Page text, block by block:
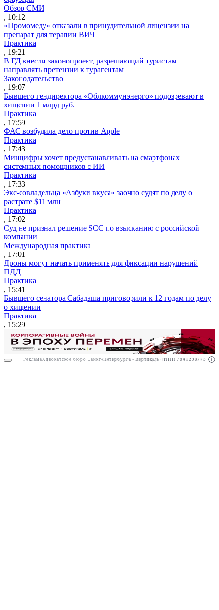
РекламаООО "Право.ру" ИНН: 7704835288
Обзор СМИ
, 10:12
«Промомеду» отказали в принудительной лицензии на
препарат для терапии ВИЧ
Практика
, 19:21
В ГД внесли законопроект, разрешающий туристам
направлять претензии к турагентам
Законодательство
, 19:07
Бывшего гендиректора «Облкоммунэнерго» подозревают в
хищении 1 млрд руб.
Практика
, 17:59
ФАС возбудила дело против Apple
Практика
, 17:43
Минцифры хочет предустанавливать на смартфонах
системных помощников с ИИ
Практика
, 17:33
Экс-совладельца «Азбуки вкуса» заочно судят по делу о
растрате $11 млн
Практика
, 17:02
Суд не признал решение SCC по взысканию с российской
компании
Международная практика
, 17:01
Дроны могут начать применять для фиксации нарушений
ПДД
Практика
, 15:41
Бывшего сенатора Сабадаша приговорили к 12 годам по делу
о хищении
Практика
, 15:29
Реклама Адвокатское бюро Санкт-Петербурга «Вертикаль» ИНН 7841290773